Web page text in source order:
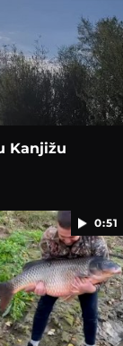
Kanjižu
0:51